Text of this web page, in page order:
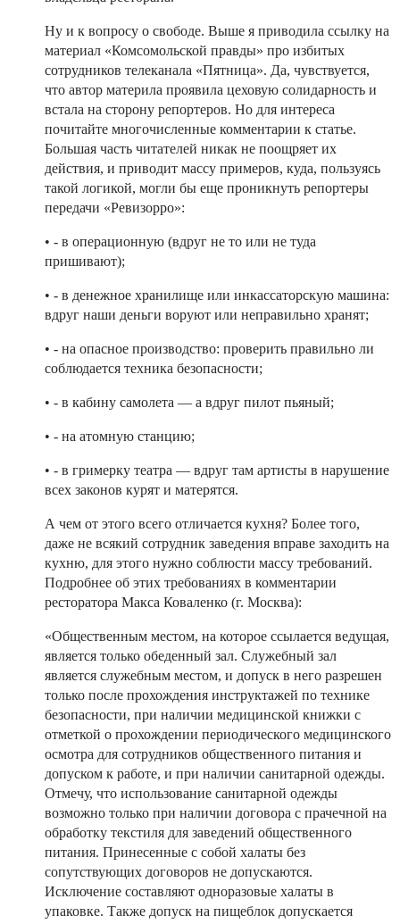
Ну и к вопросу о свободе. Выше я приводила ссылку на
материал «Комсомольской правды» про избитых
сотрудников телеканала «Пятница». Да, чувствуется,
что автор материла проявила цеховую солидарность и
встала на сторону репортеров. Но для интереса
почитайте многочисленные комментарии к статье.
Большая часть читателей никак не поощряет их
действия, и приводит массу примеров, куда, пользуясь
такой логикой, могли бы еще проникнуть репортеры
передачи «Ревизорро»:
• - в операционную (вдруг не то или не туда
пришивают);
• - в денежное хранилище или инкассаторскую машина:
вдруг наши деньги воруют или неправильно хранят;
• - на опасное производство: проверить правильно ли
соблюдается техника безопасности;
• - в кабину самолета — а вдруг пилот пьяный;
• - на атомную станцию;
• - в гримерку театра — вдруг там артисты в нарушение
всех законов курят и матерятся.
А чем от этого всего отличается кухня? Более того,
даже не всякий сотрудник заведения вправе заходить на
кухню, для этого нужно соблюсти массу требований.
Подробнее об этих требованиях в комментарии
ресторатора Макса Коваленко (г. Москва):
«Общественным местом, на которое ссылается ведущая,
является только обеденный зал. Служебный зал
является служебным местом, и допуск в него разрешен
только после прохождения инструктажей по технике
безопасности, при наличии медицинской книжки с
отметкой о прохождении периодического медицинского
осмотра для сотрудников общественного питания и
допуском к работе, и при наличии санитарной одежды.
Отмечу, что использование санитарной одежды
возможно только при наличии договора с прачечной на
обработку текстиля для заведений общественного
питания. Принесенные с собой халаты без
сопутствующих договоров не допускаются.
Исключение составляют одноразовые халаты в
упаковке. Также допуск на пищеблок допускается